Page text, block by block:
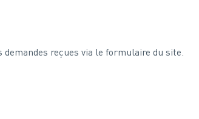
reçues via le formulaire du site.